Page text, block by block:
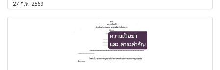
27 ก.พ. 2569